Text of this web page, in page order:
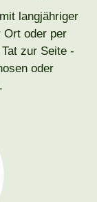
langjähriger
Ort oder per
zur Seite -
oder